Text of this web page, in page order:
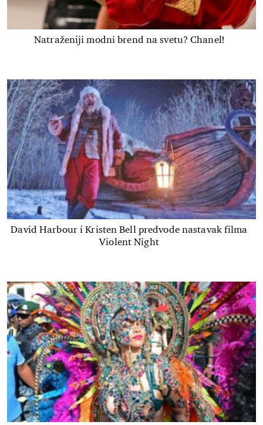
Natraženiji modni brend na svetu? Chanel!
David Harbour i Kristen Bell predvode nastavak filma
Violent Night